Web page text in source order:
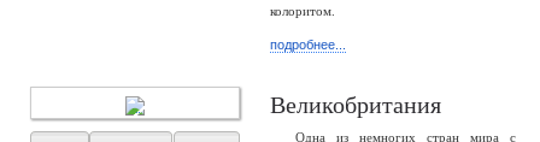
колоритом.
подробнее...
Великобритания
Одна из немногих стран мира с